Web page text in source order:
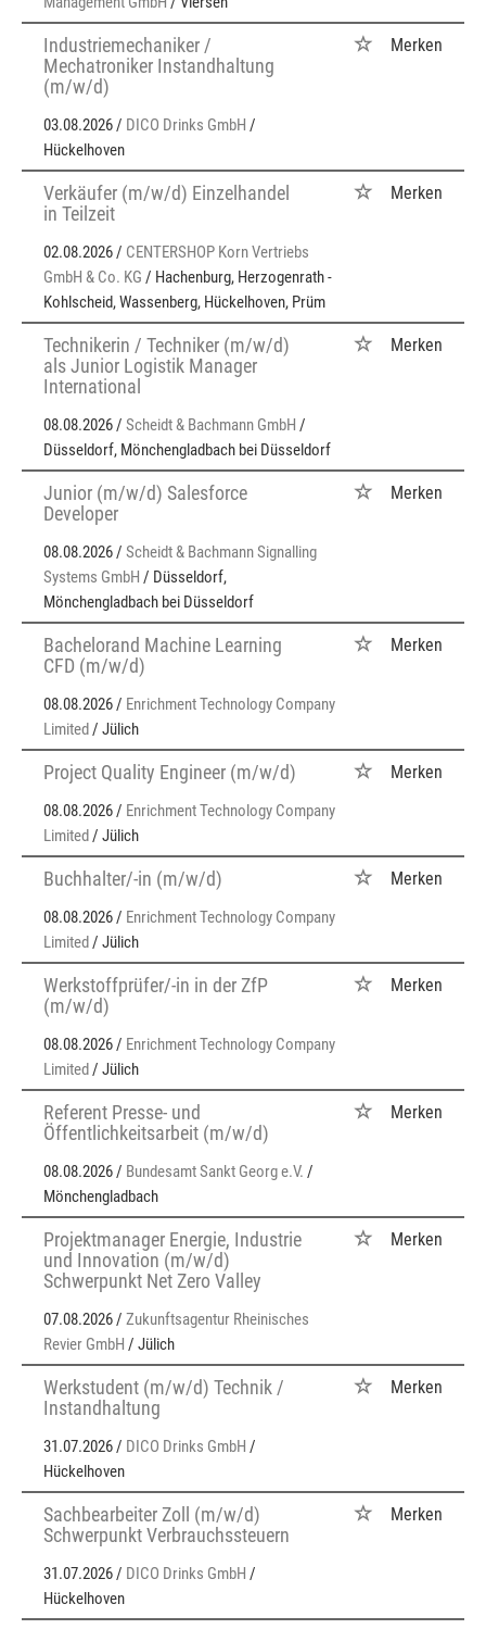
Industriemechaniker /
Mechatroniker Instandhaltung
(m/w/d)
03.08.2026 / DICO Drinks GmbH /
Hückelhoven
Merken
Verkäufer (m/w/d) Einzelhandel
in Teilzeit
02.08.2026 / CENTERSHOP Korn Vertriebs
GmbH & Co. KG / Hachenburg, Herzogenrath -
Kohlscheid, Wassenberg, Hückelhoven, Prüm
Merken
Technikerin / Techniker (m/w/d)
als Junior Logistik Manager
International
08.08.2026 / Scheidt & Bachmann GmbH /
Düsseldorf, Mönchengladbach bei Düsseldorf
Merken
Junior (m/w/d) Salesforce
Developer
08.08.2026 / Scheidt & Bachmann Signalling
Systems GmbH / Düsseldorf,
Mönchengladbach bei Düsseldorf
Merken
Bachelorand Machine Learning
CFD (m/w/d)
08.08.2026 / Enrichment Technology Company
Limited/ Jülich
Merken
Project Quality Engineer (m/w/d)
08.08.2026 / Enrichment Technology Company
Limited/ Jülich
Merken
Buchhalter/-in (m/w/d)
08.08.2026 / Enrichment Technology Company
Limited/ Jülich
Merken
Werkstoffprüfer/-in in der ZfP
(m/w/d)
08.08.2026 / Enrichment Technology Company
Limited/ Jülich
Merken
Referent Presse- und
Öffentlichkeitsarbeit (m/w/d)
08.08.2026 / Bundesamt Sankt Georg e.V. /
Mönchengladbach
Merken
Projektmanager Energie, Industrie
und Innovation (m/w/d)
Schwerpunkt Net Zero Valley
07.08.2026 / Zukunftsagentur Rheinisches
Revier GmbH / Jülich
Merken
Werkstudent (m/w/d) Technik /
Instandhaltung
31.07.2026 / DICO Drinks GmbH /
Hückelhoven
Merken
Sachbearbeiter Zoll (m/w/d)
Schwerpunkt Verbrauchssteuern
31.07.2026 / DICO Drinks GmbH /
Hückelhoven
Merken